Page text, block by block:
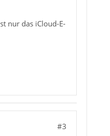
nur das iCloud-E-
#3